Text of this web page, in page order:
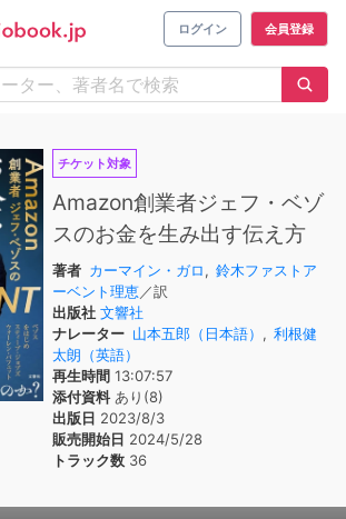
ログイン 会員登録
チケット対象
Amazon創業者ジェフ・ベゾ
スのお金を生み出す伝え方
著者 カーマイン・ガロ, 鈴木ファストア
ーベント理恵／訳
出版社 文響社
ナレーター 山本五郎（日本語） , 利根健
太朗（英語）
再生時間 13:07:57
添付資料あり(8)
出版日 2023/8/3
販売開始日 2024/5/28
トラック数 36